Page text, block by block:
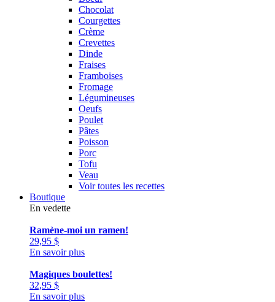
Chocolat
Courgettes
Crème
Crevettes
Dinde
Fraises
Framboises
Fromage
Légumineuses
Oeufs
Poulet
Pâtes
Poisson
Porc
Tofu
Veau
Voir toutes les recettes
Boutique
En vedette
Ramène-moi un ramen!
29,95 $
En savoir plus
Magiques boulettes!
32,95 $
En savoir plus